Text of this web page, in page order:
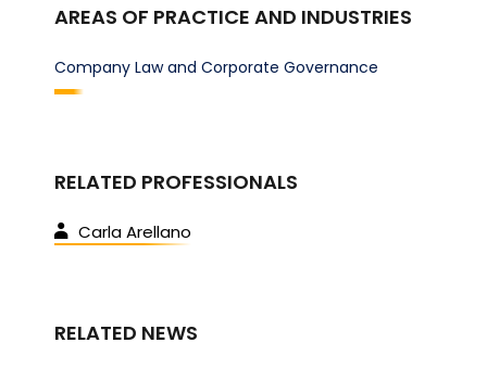
AREAS OF PRACTICE AND INDUSTRIES
Company Law and Corporate Governance
RELATED PROFESSIONALS
Carla Arellano
RELATED NEWS